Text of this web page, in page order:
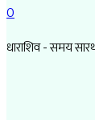
0
धाराशिव - समय